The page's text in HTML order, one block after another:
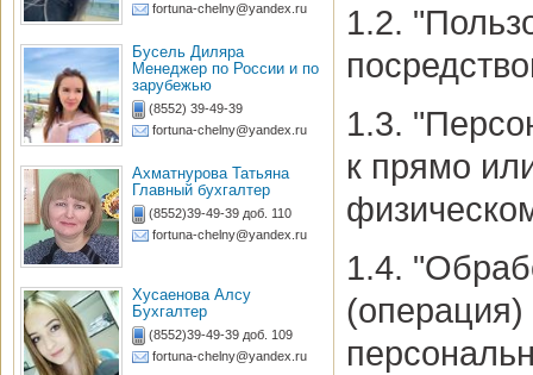
fortuna-chelny@yandex.ru
Бусель Диляра
Менеджер по России и по
зарубежью
(8552) 39-49-39
fortuna-chelny@yandex.ru
Ахматнурова Татьяна
Главный бухгалтер
(8552)39-49-39 доб. 110
fortuna-chelny@yandex.ru
Хусаенова Алсу
Бухгалтер
(8552)39-49-39 доб. 109
fortuna-chelny@yandex.ru
1.2.
1.3.
к прямо
1.4.